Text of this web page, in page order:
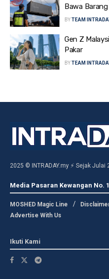
Bawa Barang
BY TEAM
Gen Z
Pakar
BYTEAM
2025 © INTRADAY.my ⚡ Sejak Julai
Media Pasaran Kewangan No.
MOSHED Magic Line
Advertise With Us
Ikuti Kami